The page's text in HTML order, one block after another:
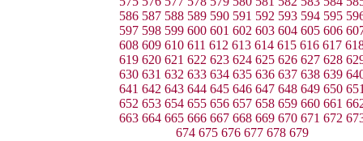
586 587 588 589 590 591 592 593 594 595
597 598 599 600 601 602 603 604 605 606
608 609 610 611 612 613 614 615 616 617
619 620 621 622 623 624 625 626 627 628
630 631 632 633 634 635 636 637 638 639
641 642 643 644 645 646 647 648 649 650
652 653 654 655 656 657 658 659 660 661
663 664 665 666 667 668 669 670 671 672
674 675 676 677 678 679